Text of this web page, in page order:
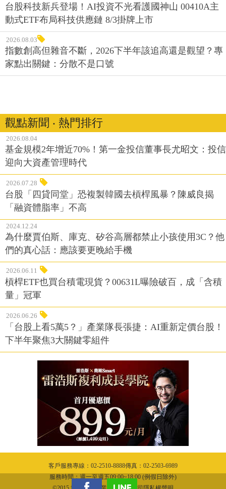
台股科技新兵登場！AI投資不光看護國神山 00410A主
動式ETF布局科技供應鏈 8/3掛牌上市
2026.08.03
指數創高但雜音不斷，2026下半年該追高還是觀望？專
家點出關鍵：分散不是口號
觀點新聞 ‧ 熱門排行
2026.08.04
基金規模2年增近70%！第一金投信董事長尤昭文：投信
迎向大資產管理時代
2026.07.28
台股「四貸同堂」恐複製韓國去槓桿風暴？陳威良揭
「融資體脂率」不高
2024.12.24
為什麼賈伯斯、庫克、矽谷高層都禁止小孩使用3C？他
們的真心話：應該要更晚給手機
2026.06.11
槓桿ETF也買台積電現貨？00631L曝險破百，成「含積
量」冠軍
2026.06.26
「台股上看5萬5？」產業隊長張捷：AI重新定價台股！
下半年聚焦3大關鍵零組件
客戶服務專線：02-2510-8888傳真：02-2503-6989
服務時間：週一至週五09:00~18:00 (例假日除外)